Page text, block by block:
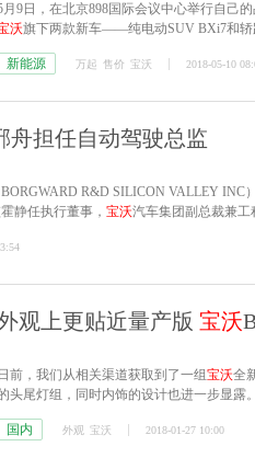
月9日，在北京898国际会议中心举行自己
沃旗下两款新车——纯电动SUV BXi7和轿
新能源 万起 售价 宝沃 2018-05-10
舟担任自动驾驶总监
R&D SILICON VALLEY INC
静任执行董事， 宝沃汽车集团副总裁兼工
观上更贴近量产版 宝沃
日前，我们从相关渠道获取到了一组宝沃全
头尾灯组，同时内饰的设计也进一步显露
国内 外观 宝沃 2018-01-27 10:00